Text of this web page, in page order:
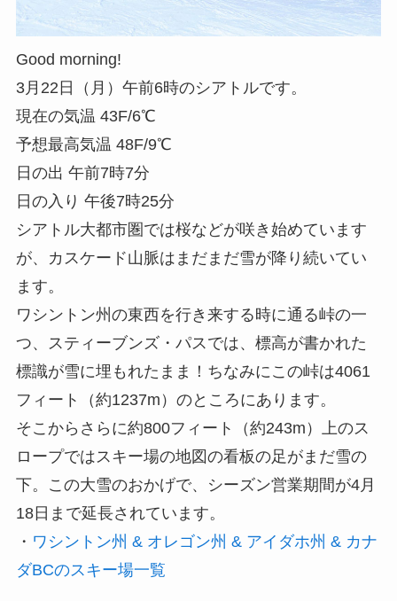
Good morning!
3月22日（月）午前6時のシアトルです。
現在の気温 43F/6℃
予想最高気温 48F/9℃
日の出 午前7時7分
日の入り 午後7時25分
シアトル大都市圏では桜などが咲き始めています
が、カスケード山脈はまだまだ雪が降り続いてい
ます。
ワシントン州の東西を行き来する時に通る峠の一
つ、スティーブンズ・パスでは、標高が書かれた
標識が雪に埋もれたまま！ちなみにこの峠は4061
フィート（約1237m）のところにあります。
そこからさらに約800フィート（約243m）上のス
ロープではスキー場の地図の看板の足がまだ雪の
下。この大雪のおかげで、シーズン営業期間が4月
18日まで延長されています。
・ ワシントン州 & オレゴン州 & アイダホ州 & カナ
ダBCのスキー場一覧